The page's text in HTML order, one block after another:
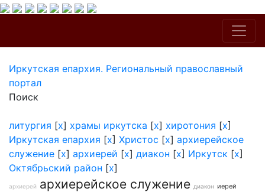
Иркутская епархия. Региональный православный
портал
Поиск
литургия [x] храмы иркутска [x] хиротония [x]
Иркутская епархия [x] Христос [x] архиерейское
служение [x] архиерей [x] диакон [x] Иркутск [x]
Октябрьский район [x]
архиерей архиерейское служение диакон иерей